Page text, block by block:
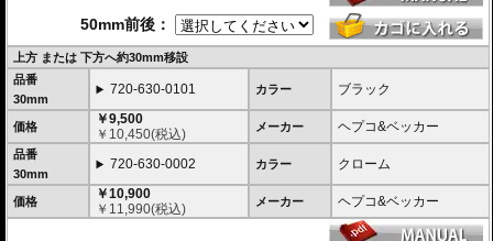
50mm前後：
上方 または 下方へ約30mm移設
品番
30mm
720-630-0101 カラー ブラック
価格
￥9,500
￥ 10,450(税込) メーカー ヘプコ&ベッカー
品番
30mm
720-630-0002 カラー クローム
価格
￥10,900
￥ 11,990(税込) メーカー ヘプコ&ベッカー